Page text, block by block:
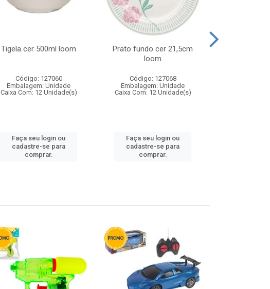
Tigela cer 500ml loom
Código: 127060
Embalagem: Unidade
Caixa Com: 12 Unidade(s)
Faça seu login ou
cadastre-se para
comprar.
Prato fundo cer 21,5cm
loom
Código: 127068
Embalagem: Unidade
Caixa Com: 12 Unidade(s)
Faça seu login ou
cadastre-se para
comprar.